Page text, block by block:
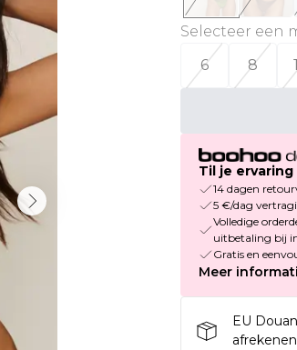
Selecteer een
6
8
Til je
14 dagen
5 €/dag
Volledige
uitbetaling bij
Gratis en
Meer
EU